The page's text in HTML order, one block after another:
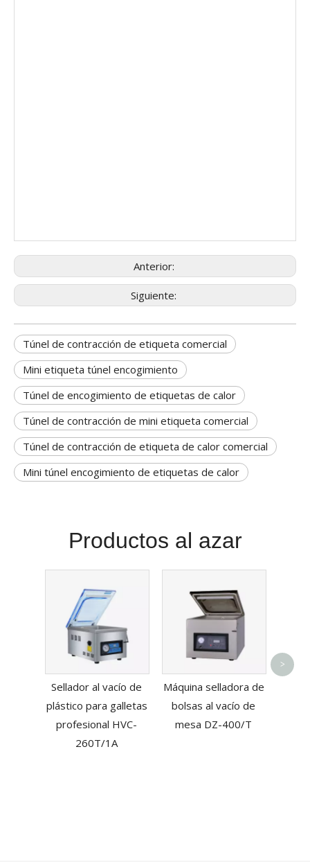
Anterior:
Siguiente:
Túnel de contracción de etiqueta comercial
Mini etiqueta túnel encogimiento
Túnel de encogimiento de etiquetas de calor
Túnel de contracción de mini etiqueta comercial
Túnel de contracción de etiqueta de calor comercial
Mini túnel encogimiento de etiquetas de calor
Productos al azar
Sellador al vacío de
plástico para galletas
profesional HVC-
260T/1A
Máquina selladora de
bolsas al vacío de
mesa DZ-400/T
>